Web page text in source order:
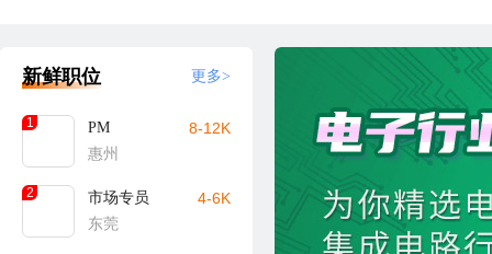
新鲜职位 更多>
1
PM
惠州
8-12K
2
市场专员
东莞
4-6K